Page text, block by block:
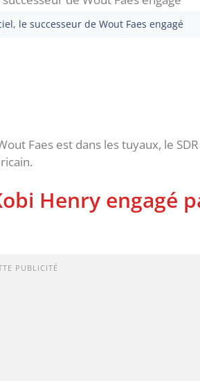
le successeur de Wout Faes engagé
Faes est dans les tuyaux, le
Henry engagé
PUBLICITÉ